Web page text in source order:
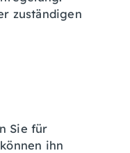
zuständigen
Sie für
ihn